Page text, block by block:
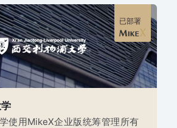
已部署
使用MikeX企业版统筹管理所有